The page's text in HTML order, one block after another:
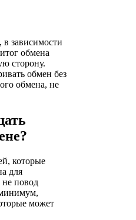
зависимости
обмена
сторону.
обмен без
обмена, не
которые
для
повод
может